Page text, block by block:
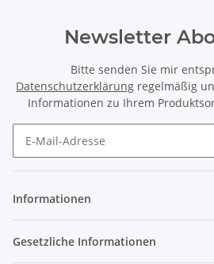
Newsletter
Bitte senden Sie mir
Datenschutzerklärung regelmäßig
Informationen zu Ihrem
Informationen
Gesetzliche Informationen